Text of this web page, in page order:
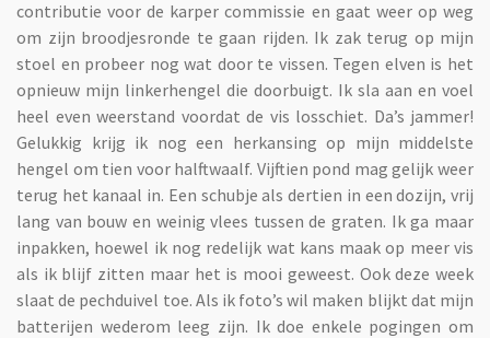
contributie voor de karper commissie en gaat weer op weg
om zijn broodjesronde te gaan rijden. Ik zak terug op mijn
stoel en probeer nog wat door te vissen. Tegen elven is het
opnieuw mijn linkerhengel die doorbuigt. Ik sla aan en voel
heel even weerstand voordat de vis losschiet. Da’s jammer!
Gelukkig krijg ik nog een herkansing op mijn middelste
hengel om tien voor halftwaalf. Vijftien pond mag gelijk weer
terug het kanaal in. Een schubje als dertien in een dozijn, vrij
lang van bouw en weinig vlees tussen de graten. Ik ga maar
inpakken, hoewel ik nog redelijk wat kans maak op meer vis
als ik blijf zitten maar het is mooi geweest. Ook deze week
slaat de pechduivel toe. Als ik foto’s wil maken blijkt dat mijn
batterijen wederom leeg zijn. Ik doe enkele pogingen om